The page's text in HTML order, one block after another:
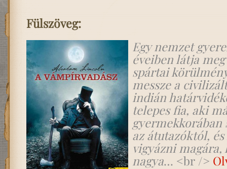
Fülszöveg:
Egy nemzet
éveiben látja
spártai
messze a
indián
telepes fia, aki
gyermekkorában
az átutazóktól,
vigyázni magára,
nagya… <br />